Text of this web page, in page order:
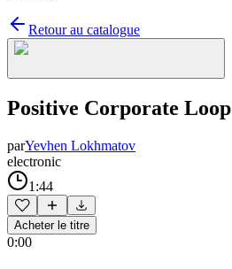
Retour au catalogue
Positive Corporate Loop
parYevhen Lokhmatov
electronic
1:44
Acheter le titre
0:00